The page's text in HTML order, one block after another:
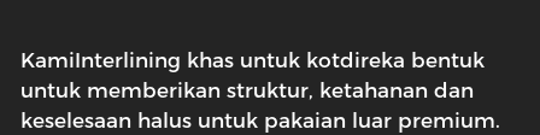
KamiInterlining khas untuk kotdireka bentuk
untuk memberikan struktur, ketahanan dan
keselesaan halus untuk pakaian luar premium.